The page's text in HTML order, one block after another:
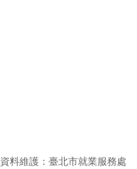
資料維護：臺北市就業服務處